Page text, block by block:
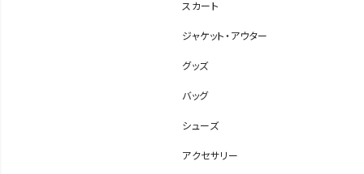
スカート
ジャケット・アウター
グッズ
バッグ
シューズ
アクセサリー